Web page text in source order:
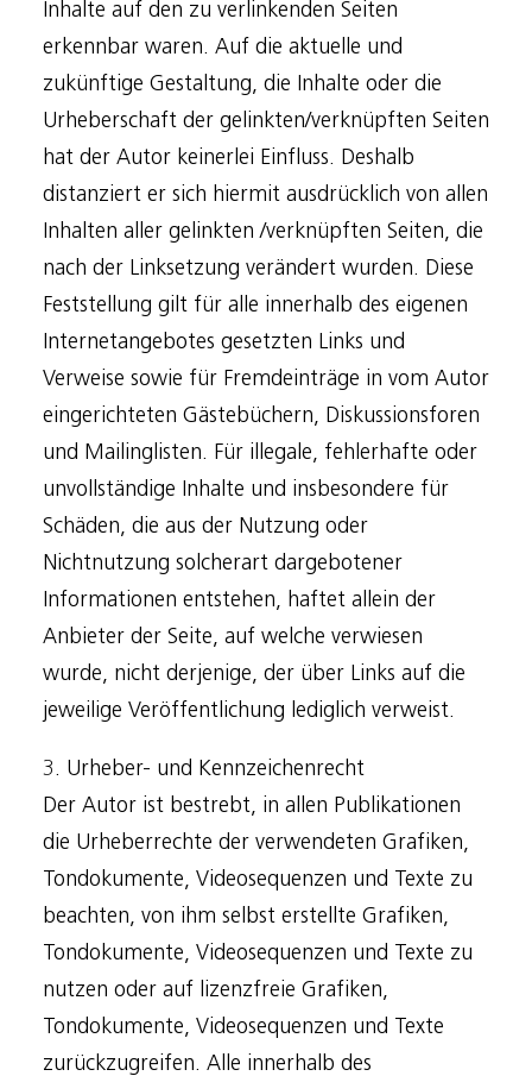
Inhalte auf den zu verlinkenden Seiten
erkennbar waren. Auf die aktuelle und
zukünftige Gestaltung, die Inhalte oder die
Urheberschaft der gelinkten/verknüpften Seiten
hat der Autor keinerlei Einfluss. Deshalb
distanziert er sich hiermit ausdrücklich von allen
Inhalten aller gelinkten /verknüpften Seiten, die
nach der Linksetzung verändert wurden. Diese
Feststellung gilt für alle innerhalb des eigenen
Internetangebotes gesetzten Links und
Verweise sowie für Fremdeinträge in vom Autor
eingerichteten Gästebüchern, Diskussionsforen
und Mailinglisten. Für illegale, fehlerhafte oder
unvollständige Inhalte und insbesondere für
Schäden, die aus der Nutzung oder
Nichtnutzung solcherart dargebotener
Informationen entstehen, haftet allein der
Anbieter der Seite, auf welche verwiesen
wurde, nicht derjenige, der über Links auf die
jeweilige Veröffentlichung lediglich verweist.
3. Urheber- und Kennzeichenrecht
Der Autor ist bestrebt, in allen Publikationen
die Urheberrechte der verwendeten Grafiken,
Tondokumente, Videosequenzen und Texte zu
beachten, von ihm selbst erstellte Grafiken,
Tondokumente, Videosequenzen und Texte zu
nutzen oder auf lizenzfreie Grafiken,
Tondokumente, Videosequenzen und Texte
zurückzugreifen. Alle innerhalb des